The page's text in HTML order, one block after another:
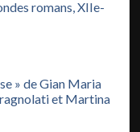
romans, XIIe-
» de Gian Maria
et Martina